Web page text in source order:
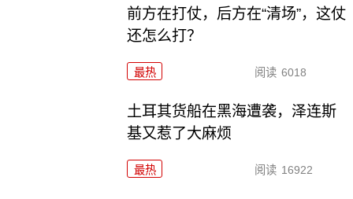
前方在打仗，后方在“清场”，这仗
还怎么打？
最热 阅读 6018
土耳其货船在黑海遭袭，泽连斯
基又惹了大麻烦
最热 阅读 16922